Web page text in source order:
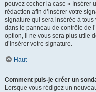
pouvez cocher la case « Insérer
rédaction afin d’insérer votre
signature qui sera insérée à
dans le panneau de contrôle de
option, il ne vous sera plus utile
d’insérer votre signature.
Haut
Comment puis-je créer un
Lorsque vous rédigez un